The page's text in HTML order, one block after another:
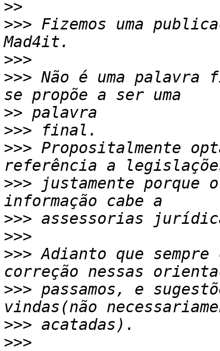
>>
>>> Fizemos uma
>>>
>>> Não é uma palavra
>>
>>>
>>> Propositalmente
>>> justamente porque
>>>
>>>
>>> Adianto que
>>> passamos, e
>>>
>>>